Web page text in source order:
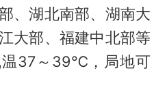
、湖北南部、湖南大
大部、福建中北部等
温37～39℃，局地可